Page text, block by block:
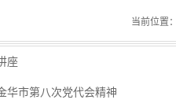
当前位置：
座
华市第八次党代会精神